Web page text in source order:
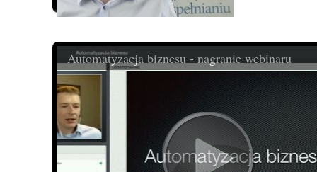
Automatyzacja biznesu - nagranie webinaru